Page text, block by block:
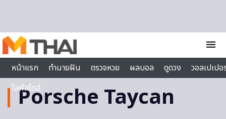
menu
หน้าแรก
ทำนายฝัน ตรวจหวย ผลบอล ดูดวง
วอลเปเป
ไลฟ์สไตล์
Porsche Taycan